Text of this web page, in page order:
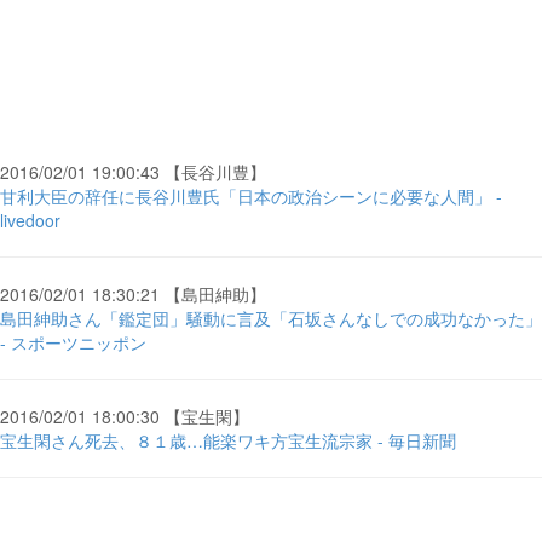
2016/02/01 19:00:43 【長谷川豊】
甘利大臣の辞任に長谷川豊氏「日本の政治シーンに必要な人間」 -
livedoor
2016/02/01 18:30:21 【島田紳助】
島田紳助さん「鑑定団」騒動に言及「石坂さんなしでの成功なかった」
- スポーツニッポン
2016/02/01 18:00:30 【宝生閑】
宝生閑さん死去、８１歳…能楽ワキ方宝生流宗家 - 毎日新聞